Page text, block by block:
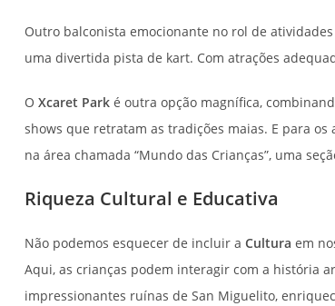
Outro balconista emocionante no rol de
uma divertida pista de kart. Com atrações
O Xcaret Parké outra opção magnífica,
shows que retratam as tradições maias. E para
na área chamada “Mundo das Crianças”, uma
Riqueza Cultural e Educativa
Não podemos esquecer de incluir a Cultura em
Aqui, as crianças podem interagir com a história
impressionantes ruínas de San Miguelito,